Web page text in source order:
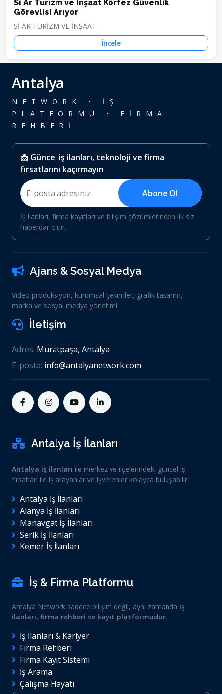
Si Ar Turizm ve İnşaat Körfez Güvenlik
Görevlisi Arıyor
Sİ AR TURİZM VE İNŞAAT
İncele
Antalya
NETWORK • İŞ
PLATFORMU • FİRMA
REHBERİ
📩 Güncel iş ilanları, teknoloji ve firma
fırsatlarını kaçırmayın
Abone Ol
İş ilanları, firma kayıtları ve bilişim çözümlerinden ilk siz
haberdar olun.
Ajans & Sosyal Medya
Video prodüksiyon, kurumsal çekimler, grafik tasarım,
marka ve sosyal medya yönetimi
İletişim
Adres: Muratpaşa, Antalya
E-posta: info@antalyanetwork.com
Antalya İş İlanları
Antalya iş ilanları ile merkez ve ilçelerindeki güncel iş
fırsatları ile iş arayanlar ve işverenler kolayca buluşabilir.
Antalya İş İlanları
Alanya İş İlanları
Manavgat İş İlanları
Serik İş İlanları
Kemer İş İlanları
İş & Firma Platformu
Antalya Network sadece bilişim değil, aynı zamanda iş
ilanları, firma rehberi ve kayıt platformudur.
İş İlanları & Kariyer
Firma Rehberi
Firma Kayıt Sistemi
İş Arama
Çalışma Hayatı